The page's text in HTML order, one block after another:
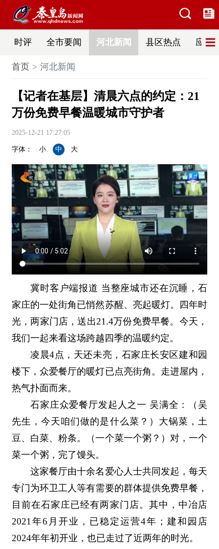
时评 全市要闻 河北新闻 县区热点 应急
首页 河北新闻
【记者在基层】清晨六点的约定：21
万份免费早餐温暖城市守护者
2025-12-21 17:27:05
字体： 小 中 大
冀时客户端报道 当整座城市还在沉睡，石
家庄的一处街角已悄然苏醒、亮起暖灯。四年时
光，两家门店，送出21.4万份免费早餐。今天，
我们一起来看这场跨越四季的温暖约定。
凌晨4点，天还未亮，石家庄长安区建和园
楼下，众爱餐厅的暖灯已点亮街角。走进屋内，
热气扑面而来。
石家庄众爱餐厅发起人之一 吴满全：（吴
先生，今天咱们做的是什么菜？）大锅菜，土
豆、白菜、粉条。（一个菜一个粥？）对，一个
菜一个粥，完了馒头。
这家餐厅由十余名爱心人士共同发起，每天
专门为环卫工人等有需要的群体提供免费早餐，
目前在石家庄已经有两家门店。其中，中冶店
2021年6月开业，已稳定运营4年；建和园店
2024年年初开业，也已走过了近两年的时光。